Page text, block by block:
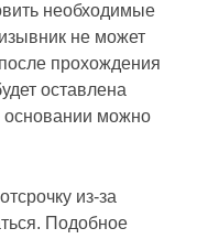
необходимые
не может
прохождения
оставлена
основании можно
из-за
Подобное